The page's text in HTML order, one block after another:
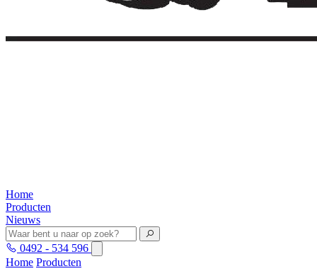
Home
Producten
Nieuws
0492 - 534 596
Home Producten